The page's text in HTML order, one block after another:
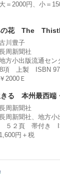
＝2000円、小＝
の花 The
川豊子
周新聞社
方小出版流通セン
項 上製 ISBN
2000Ｅ
る 本州最西端
周新聞社
周新聞社、地方小
５２頁 帯付き
円＋税